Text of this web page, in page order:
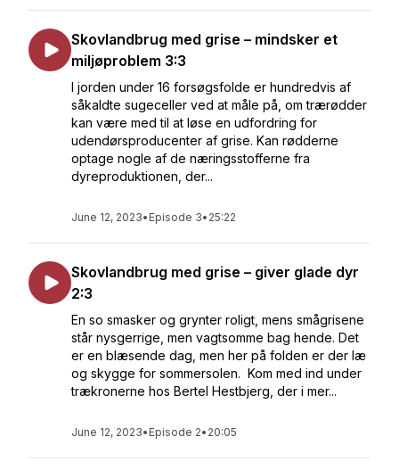
Skovlandbrug med grise – mindsker et
miljøproblem 3:3
I jorden under 16 forsøgsfolde er hundredvis af
såkaldte sugeceller ved at måle på, om trærødder
kan være med til at løse en udfordring for
udendørsproducenter af grise. Kan rødderne
optage nogle af de næringsstofferne fra
dyreproduktionen, der...
June 12, 2023• Episode 3• 25:22
Skovlandbrug med grise – giver glade dyr
2:3
En so smasker og grynter roligt, mens smågrisene
står nysgerrige, men vagtsomme bag hende. Det
er en blæsende dag, men her på folden er der læ
og skygge for sommersolen. Kom med ind under
trækronerne hos Bertel Hestbjerg, der i mer...
June 12, 2023• Episode 2• 20:05